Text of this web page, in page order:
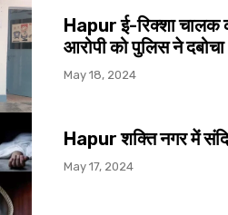
Hapur ई-रिक्शा चालक
आरोपी को पुलिस ने दबोचा
May 18, 2024
Hapur शक्ति नगर में
May 17, 2024